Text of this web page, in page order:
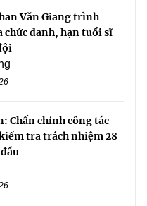
Văn Giang trình
chức danh, hạn tuổi sĩ
Chấn chỉnh công tác
tra trách nhiệm 28